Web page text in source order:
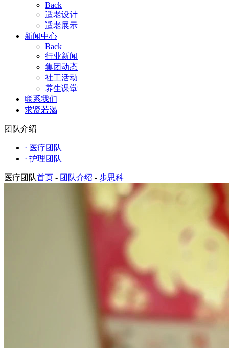
Back
适老设计
适老展示
新闻中心
Back
行业新闻
集团动态
社工活动
养生课堂
联系我们
求贤若渴
团队介绍
· 医疗团队
· 护理团队
医疗团队首页 - 团队介绍 - 步思科